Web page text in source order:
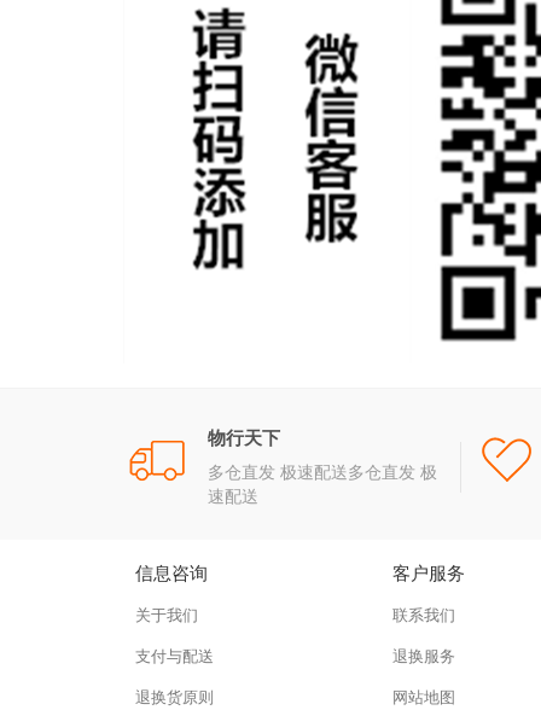
物行天下
多仓直发 极速配送多仓直发 极
速配送
信息咨询
关于我们
支付与配送
退换货原则
客户服务
联系我们
退换服务
网站地图